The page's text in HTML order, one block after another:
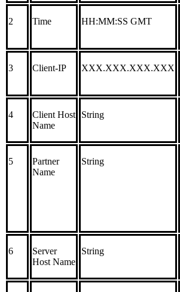
2 Time HH:MM:SS GMT
3 Client-IP XXX.XXX.XXX.XXX
4
Client Host
Name
String
5
Partner
Name
String
6
Server
Host Name
String